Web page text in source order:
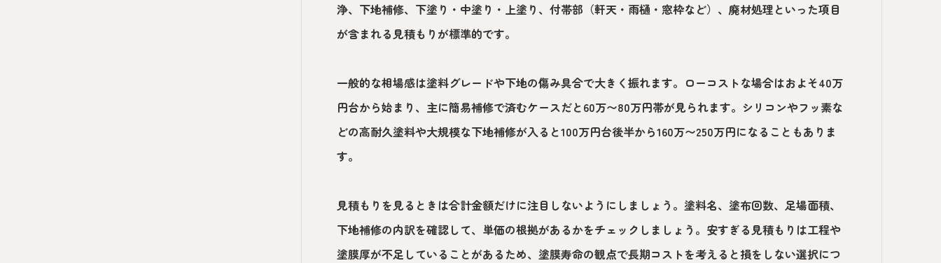
浄、下地補修、下塗り・中塗り・上塗り、付帯部（軒天・雨樋・窓枠など）、廃材処理といった項目
が含まれる見積もりが標準的です。
一般的な相場感は塗料グレードや下地の傷み具合で大きく振れます。ローコストな場合はおよそ40万
円台から始まり、主に簡易補修で済むケースだと60万〜80万円帯が見られます。シリコンやフッ素な
どの高耐久塗料や大規模な下地補修が入ると100万円台後半から160万〜250万円になることもありま
す。
見積もりを見るときは合計金額だけに注目しないようにしましょう。塗料名、塗布回数、足場面積、
下地補修の内訳を確認して、単価の根拠があるかをチェックしましょう。安すぎる見積もりは工程や
塗膜厚が不足していることがあるため、塗膜寿命の観点で長期コストを考えると損をしない選択につ